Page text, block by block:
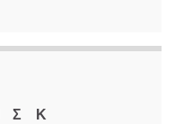
Σ
Κ